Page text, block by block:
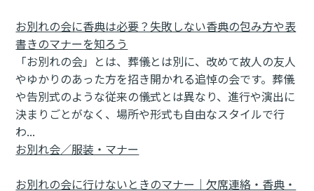
お別れの会に香典は必要？失敗しない香典の包み方や表
書きのマナーを知ろう
「お別れの会」とは、葬儀とは別に、改めて故人の友人
やゆかりのあった方を招き開かれる追悼の会です。葬儀
や告別式のような従来の儀式とは異なり、進行や演出に
決まりごとがなく、場所や形式も自由なスタイルで行
わ...
お別れ会／服装・マナー
お別れの会に行けないときのマナー｜欠席連絡・香典・